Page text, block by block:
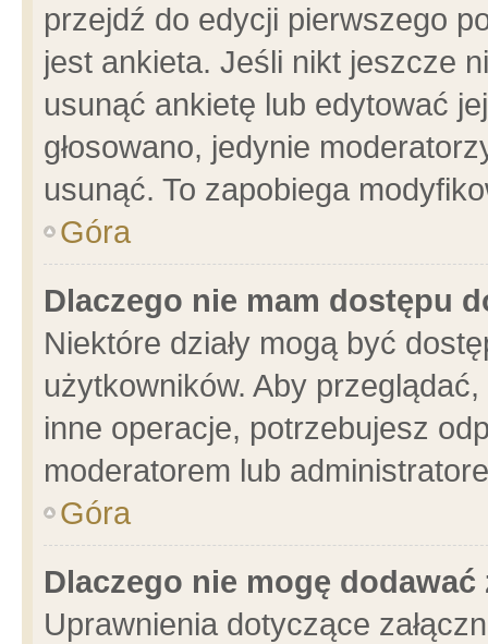
przejdź do edycji pierwszego
jest ankieta. Jeśli nikt jeszcze
usunąć ankietę lub edytować
głosowano, jedynie
usunąć. To zapobiega
Góra
Dlaczego nie mam dostępu
Niektóre działy mogą być
użytkowników. Aby
inne operacje, potrzebujesz
moderatorem lub
Góra
Dlaczego nie mogę dodawać
Uprawnienia dotyczące